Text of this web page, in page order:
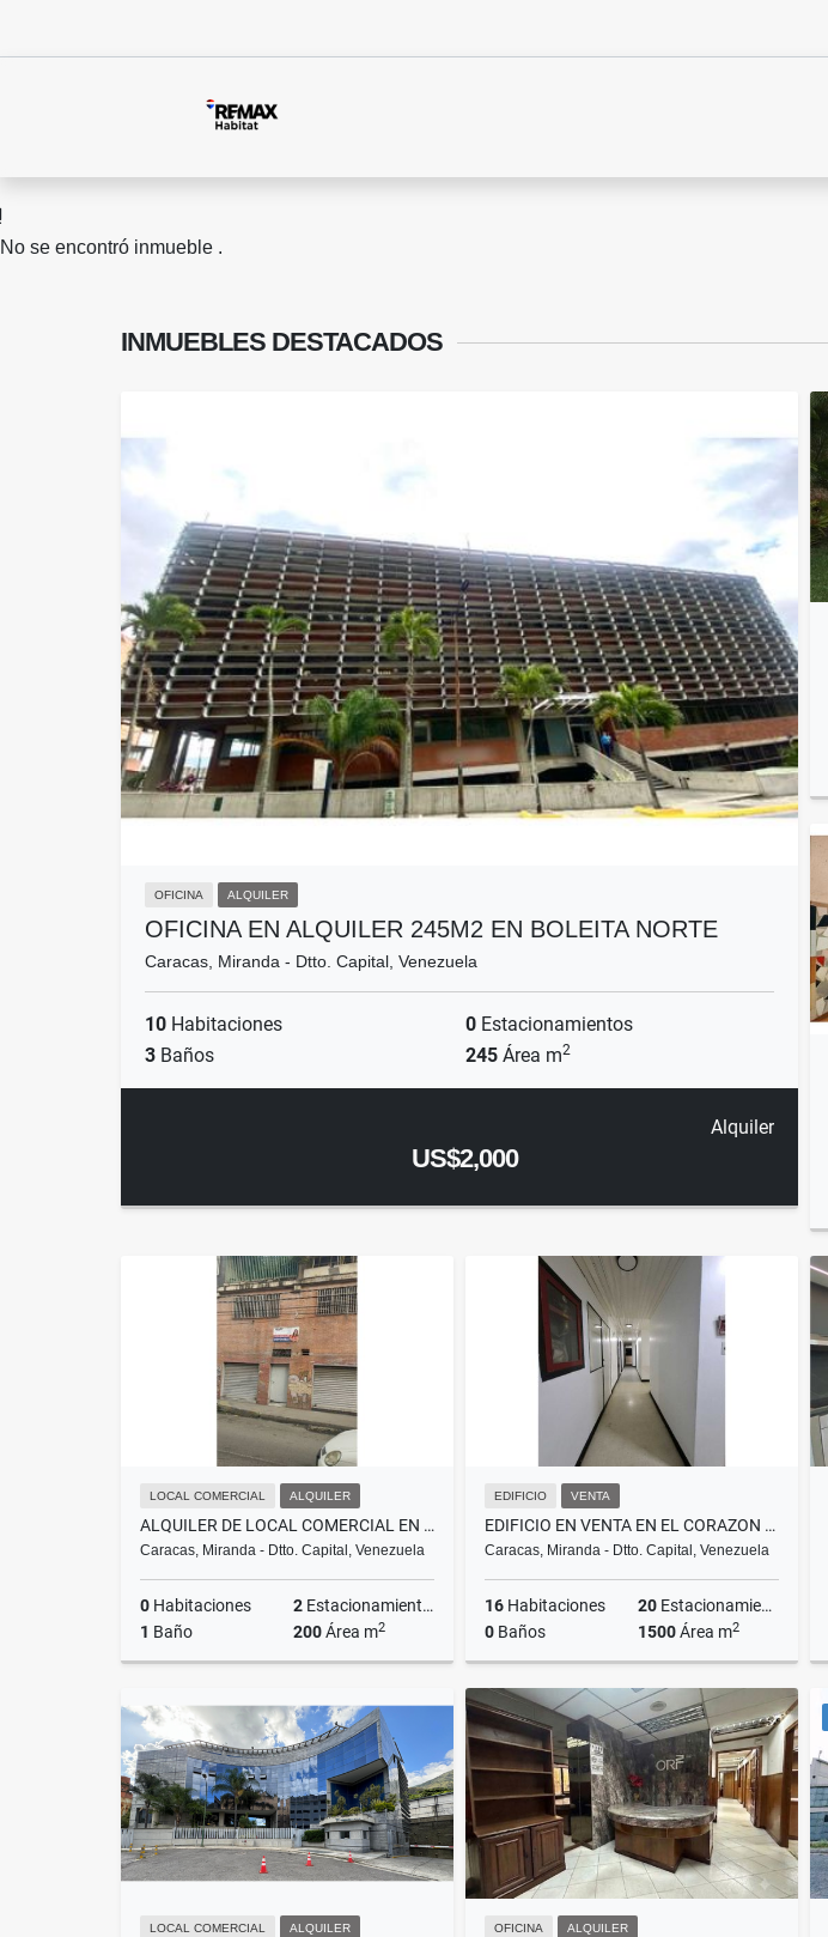
No se encontró inmueble .
INMUEBLES DESTACADOS
OFICINA ALQUILER
OFICINA EN ALQUILER 245M2 EN BOLEITA NORTE
Caracas, Miranda - Dtto. Capital, Venezuela
10 Habitaciones 0 Estacionamientos
3 Baños 245 Área m2
Alquiler
US$2,000
LOCAL COMERCIAL ALQUILER
ALQUILER DE LOCAL COMERCIAL EN CATIA 200 A 3200$NEGOCIABLE
Caracas, Miranda - Dtto. Capital, Venezuela
0 Habitaciones 2 Estacionamientos
1 Baño 200Área m2
US$3,200
EDIFICIO VENTA
EDIFICIO EN VENTA EN EL CORAZON DEL CENTRO DE CARACAS
Caracas, Miranda - Dtto. Capital, Venezuela
16 Habitaciones 20 Estacionamientos
0 Baños 1500Área m2
US$590,000
LOCAL COMERCIAL ALQUILER OFICINA ALQUILER